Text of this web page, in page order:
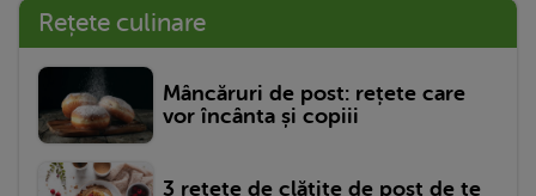
Rețete culinare
Mâncăruri de post: rețete care
vor încânta și copiii
3 rețete de clătite de post de te